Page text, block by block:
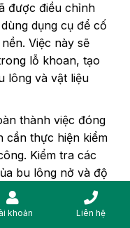
được điều chỉnh
dụng cụ để cố
Việc này sẽ
lỗ khoan, tạo
lông và vật liệu
thành việc đóng
cần thực hiện kiểm
Kiểm tra các
bu lông nở và độ
cùng để đảm
khoản Liên hệ